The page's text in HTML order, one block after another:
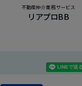
不動産仲介業務サービス
リアプロBB